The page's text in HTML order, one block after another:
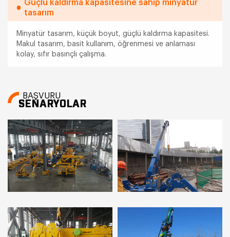
Güçlü kaldırma kapasitesine sahip minyatür
tasarım
Minyatür tasarım, küçük boyut, güçlü kaldırma kapasitesi.
Makul tasarım, basit kullanım, öğrenmesi ve anlaması
kolay, sıfır basınçlı çalışma.
BAŞVURU
SENARYOLAR